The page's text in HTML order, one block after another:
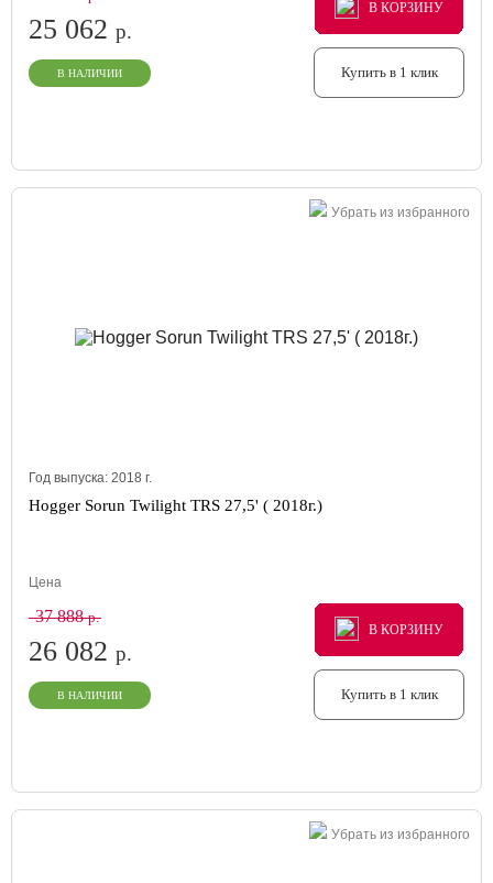
25 062 р.
В НАЛИЧИИ
В КОРЗИНУ
В КОРЗИНУ
В КОРЗИНУ
Купить в 1 клик
Убрать из избранного
Год выпуска: 2018 г.
Hogger Sorun Twilight TRS 27,5' ( 2018г.)
Цена
37 888р.
26 082 р.
В НАЛИЧИИ
В КОРЗИНУ
В КОРЗИНУ
В КОРЗИНУ
Купить в 1 клик
Убрать из избранного